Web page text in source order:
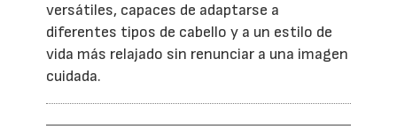
versátiles, capaces de adaptarse a
diferentes tipos de cabello y a un estilo de
vida más relajado sin renunciar a una imagen
cuidada.